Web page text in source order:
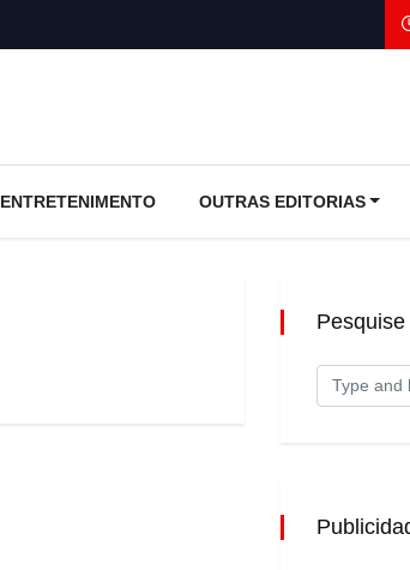
ENTRETENIMENTO OUTRAS EDITORIAS
Pesquise